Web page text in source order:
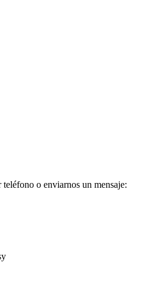
o enviarnos un mensaje: